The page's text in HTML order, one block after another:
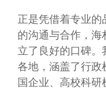
正是凭借着专业
的沟通与合作，
立了良好的口碑。
各地，涵盖了行政
国企业、高校科